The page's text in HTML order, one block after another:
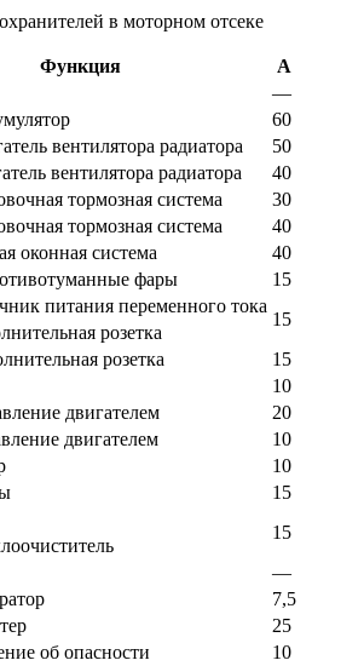
Функция
А
—
60
вентилятора радиатора
50
вентилятора радиатора
40
тормозная система
30
тормозная система
40
оконная система
40
фары 15
питания переменного тока
15
розетка
розетка
15
10
двигателем
20
двигателем
10
10
15
15
—
7,5
25
об опасности
10